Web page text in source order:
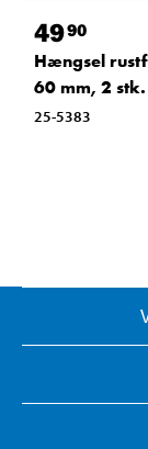
4990
Hængsel
60 mm, 2 stk.
25-5383